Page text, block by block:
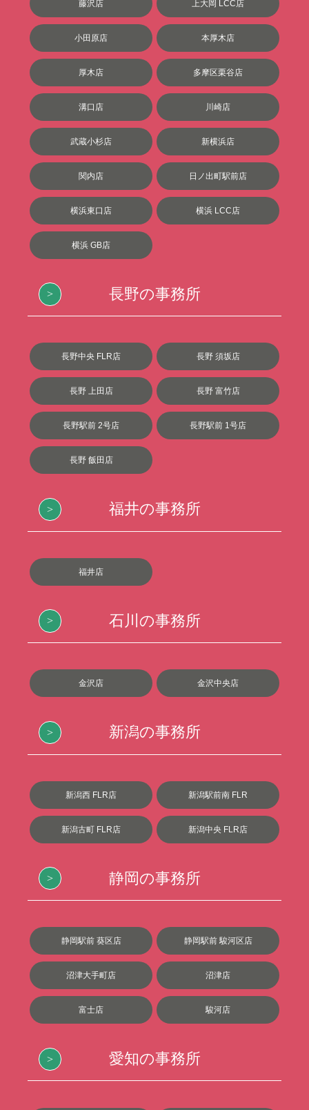
藤沢店 上大岡 LCC店
小田原店 本厚木店
厚木店 多摩区栗谷店
溝口店 川崎店
武蔵小杉店 新横浜店
関内店 日ノ出町駅前店
横浜東口店 横浜 LCC店
横浜 GB店
長野の事務所
長野中央 FLR店 長野 須坂店
長野 上田店 長野 富竹店
長野駅前 2号店 長野駅前 1号店
長野 飯田店
福井の事務所
福井店
石川の事務所
金沢店 金沢中央店
新潟の事務所
新潟西 FLR店 新潟駅前南 FLR
新潟古町 FLR店 新潟中央 FLR店
静岡の事務所
静岡駅前 葵区店 静岡駅前 駿河区店
沼津大手町店 沼津店
富士店 駿河店
愛知の事務所